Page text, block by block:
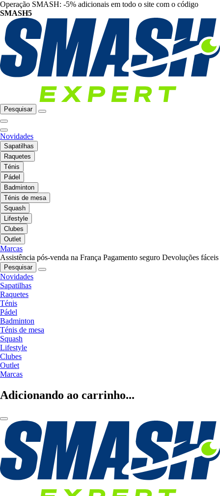
Operação SMASH: -5% adicionais em todo o site com o código
SMASH5
Pesquisar
Novidades
Sapatilhas
Raquetes
Ténis
Pádel
Badminton
Ténis de mesa
Squash
Lifestyle
Clubes
Outlet
Marcas
Assistência pós-venda na França Pagamento seguro Devoluções fáceis
Pesquisar
Novidades
Sapatilhas
Raquetes
Ténis
Pádel
Badminton
Ténis de mesa
Squash
Lifestyle
Clubes
Outlet
Marcas
Adicionando ao carrinho...